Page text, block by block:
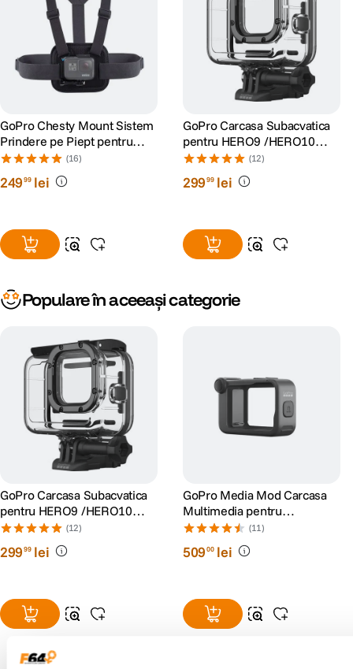
GoPro Chesty Mount Sistem
Prindere pe Piept pentru
Camerele Video GoPro
(16)
24999 lei
GoPro Carcasa Subacvatica
pentru HERO9 /HERO10
/HERO11 Black/HERO12/
HERO13
(12)
29999 lei
Populare în aceeași categorie
GoPro Carcasa Subacvatica
pentru HERO9 /HERO10
/HERO11 Black/HERO12/
HERO13
(12)
29999 lei
GoPro Media Mod Carcasa
Multimedia pentru
HERO9/10/11/12/13 Black
(11)
50900 lei